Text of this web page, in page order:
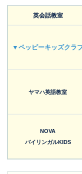
英会話教室
▼ペッピーキッズクラ
ヤマハ英語教室
NOVA
バイリンガルKIDS